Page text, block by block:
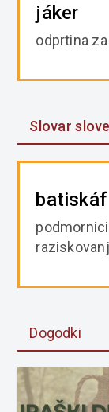
jáker
odprtina
Slovar
batiskáf
Dogodki